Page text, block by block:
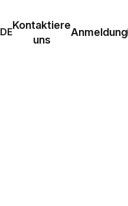
DE
Kontaktiere
uns
Anmeldung